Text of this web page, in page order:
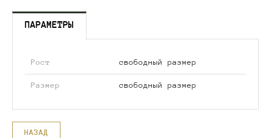
ПАРАМЕТРЫ
Рост свободный размер
Размер свободный размер
НАЗАД